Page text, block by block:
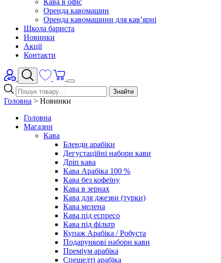
Кава в офіс
Оренда кавомашин
Оренда кавомашини для кав’ярні
Школа бариста
Новинки
Акції
Контакти
Знайти
Головна > Новинки
Головна
Магазин
Кава
Бленди арабіки
Дегустаційні набори кави
Дріп кава
Кава Арабіка 100 %
Кава без кофеїну
Кава в зернах
Кава для джезви (турки)
Кава мелена
Кава під еспресо
Кава під фільтр
Купаж Арабіка / Робуста
Подарункові набори кави
Преміум арабіка
Спешелті арабіка